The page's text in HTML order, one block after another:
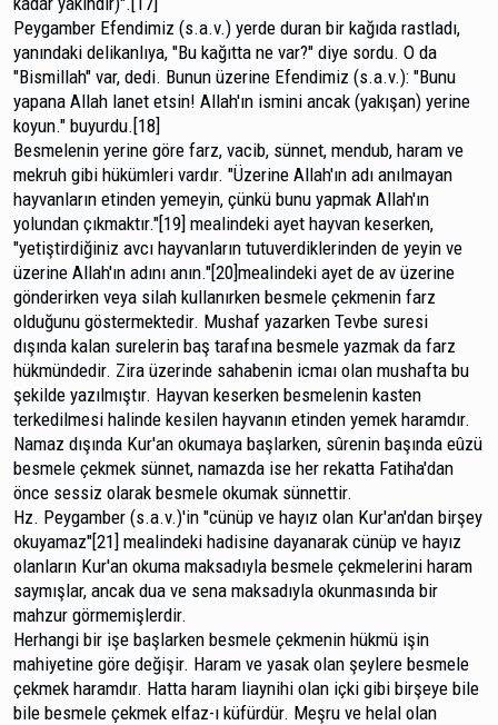
Peygamber Efendimiz (s.a.v.) yerde duran bir kağı­da rastladı,
yanındaki delikanlıya, "Bu kağıtta ne var?" diye sordu. O da
"Bismillah" var, dedi. Bunun üzerine Efendimiz (s.a.v.): "Bunu
yapana Allah lanet etsin! Allah'ın ismini an­cak (yakışan) yerine
koyun." buyurdu.[18]
Besmelenin yerine göre farz, vacib, sünnet, mendub, haram ve
mekruh gibi hükümleri vardır. "Üzerine Allah'ın adı anılmayan
hayvanların etinden yemeyin, çünkü bunu yapmak Allah'ın
yolundan çıkmaktır."[19] mealindeki ayet hayvan keserken,
"yetiştirdiğiniz avcı hayvanların tutuverdiklerinden de yeyin ve
üzerine Allah'ın adını anın."[20]mealindeki ayet de av üzerine
gönderirken veya silah kulla­nırken besmele çekmenin farz
olduğunu göstermektedir. Mushaf yazarken Tevbe suresi
dışında kalan surelerin baş tarafına besmele yazmak da farz
hükmündedir. Zira üzerin­de sahabenin icmaı olan mushafta bu
şekilde yazılmıştır. Hayvan keserken besmelenin kasten
terkedilmesi halinde kesilen hayvanın etinden yemek haramdır.
Namaz dışında Kur'an okumaya başlarken, sûrenin başında eûzü
besmele çekmek sünnet, namazda ise her rekatta Fatiha'dan
önce sessiz olarak besmele okumak sünnettir.
Hz. Peygamber (s.a.v.)'in "cünüp ve hayız olan Kur'an'dan birşey
okuyamaz"[21] mealindeki hadisine dayana­rak cünüp ve hayız
olanların Kur'an okuma maksadıyla besmele çekmelerini haram
saymışlar, ancak dua ve sena maksadıyla okunmasında bir
mahzur görmemişlerdir.
Herhangi bir işe başlarken besmele çekmenin hük­mü işin
mahiyetine göre değişir. Haram ve yasak olan şeylere besmele
çekmek haramdır. Hatta haram liaynihi olan içki gibi birşeye bile
bile besmele çekmek elfaz-ı küfürdür. Meşru ve helal olan